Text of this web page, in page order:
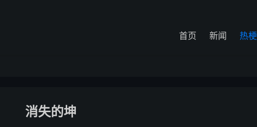
首页 新闻 热梗
消失的坤